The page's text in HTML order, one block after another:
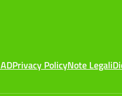
Privacy PolicyNote Legali